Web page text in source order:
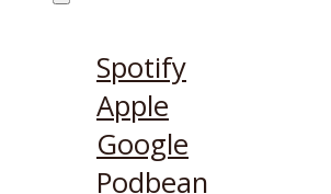
Spotify
Apple
Google
Podbean